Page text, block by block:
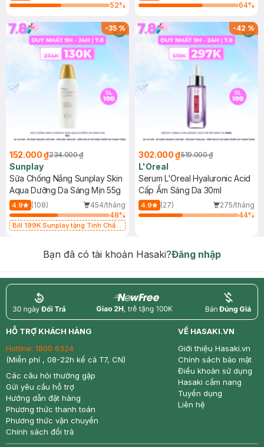
52%
64%
-35%
152.000 ₫234.000 ₫
Sunplay
Sữa Chống Nắng Sunplay Skin
Aqua Dưỡng Da Sáng Mịn 55g
4.9 (108)
454/tháng
48%
Bill 199K Sunplay tặng Tinh Chất
-42%
302.000 ₫519.000 ₫
L'Oreal
Serum L'Oreal Hyaluronic Acid
Cấp Ẩm Sáng Da 30ml
4.9 (27)
275/tháng
44%
Bạn đã có tài khoản Hasaki?Đăng nhập
return nowfree price
HỖ TRỢ KHÁCH HÀNG
Hotline: 1800 6324
(Miễn phí , 08-22h kể cả T7, CN)
Các câu hỏi thường gặp
Gửi yêu cầu hỗ trợ
Hướng dẫn đặt hàng
Phương thức thanh toán
Phương thức vận chuyển
Chính sách đổi trả
VỀ HASAKI.VN
Giới thiệu Hasaki.vn
Chính sách bảo mật
Điều khoản sử dụng
Hasaki cẩm nang
Tuyển dụng
Liên hệ